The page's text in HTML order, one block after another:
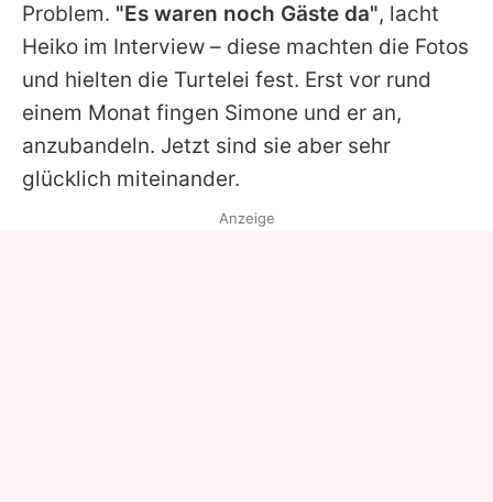
Problem. "Es waren noch Gäste da", lacht
Heiko im Interview – diese machten die Fotos
und hielten die Turtelei fest. Erst vor rund
einem Monat fingen Simone und er an,
anzubandeln. Jetzt sind sie aber sehr
glücklich miteinander.
Anzeige